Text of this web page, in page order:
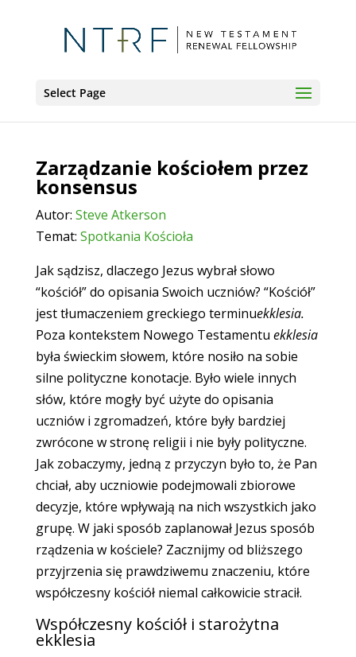
Select Page
Zarządzanie kościołem przez
konsensus
Autor: Steve Atkerson
Temat: Spotkania Kościoła
Jak sądzisz, dlaczego Jezus wybrał słowo
“kościół” do opisania Swoich uczniów? “Kościół”
jest tłumaczeniem greckiego terminuekklesia.
Poza kontekstem Nowego Testamentu ekklesia
była świeckim słowem, które nosiło na sobie
silne polityczne konotacje. Było wiele innych
słów, które mogły być użyte do opisania
uczniów i zgromadzeń, które były bardziej
zwrócone w stronę religii i nie były polityczne.
Jak zobaczymy, jedną z przyczyn było to, że Pan
chciał, aby uczniowie podejmowali zbiorowe
decyzje, które wpływają na nich wszystkich jako
grupę. W jaki sposób zaplanował Jezus sposób
rządzenia w kościele? Zacznijmy od bliższego
przyjrzenia się prawdziwemu znaczeniu, które
współczesny kościół niemal całkowicie stracił.
Współczesny kościół i starożytna
ekklesia